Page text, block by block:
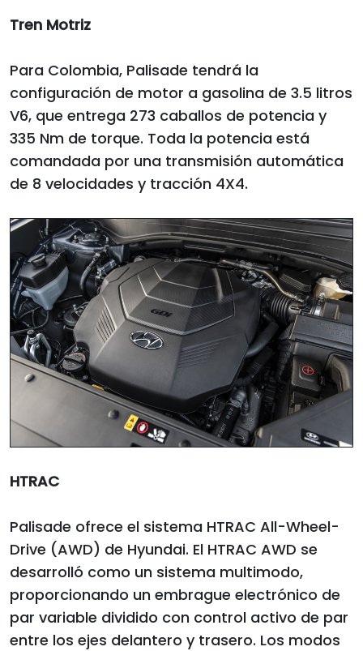
Tren Motriz
Para Colombia, Palisade tendrá la
configuración de motor a gasolina de 3.5 litros
V6, que entrega 273 caballos de potencia y
335 Nm de torque. Toda la potencia está
comandada por una transmisión automática
de 8 velocidades y tracción 4X4.
HTRAC
Palisade ofrece el sistema HTRAC All-Wheel-
Drive (AWD) de Hyundai. El HTRAC AWD se
desarrolló como un sistema multimodo,
proporcionando un embrague electrónico de
par variable dividido con control activo de par
entre los ejes delantero y trasero. Los modos